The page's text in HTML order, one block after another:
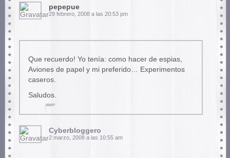
pepepue
29 febrero, 2008 a las 20:53 pm
Que recuerdo! Yo tenía: como hacer de espias,
Aviones de papel y mi preferido… Experimentos
caseros.
Saludos.
Cyberbloggero
2 marzo, 2008 a las 10:55 am